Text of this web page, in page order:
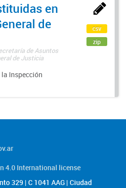
en
de
de Asuntos
de Justicia
Inspección
csv
zip
4.0 International license
329 | C 1041 AAG | Ciudad